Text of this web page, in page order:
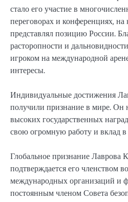
стало его участие в
переговорах и конференциях,
представлял позицию России.
расторопности и
игроком на международной
интересы.
Индивидуальные достижения
получили признание в мире. Он
высоких государственных
свою огромную работу и вклад
Глобальное признание Лаврова
подтверждается его членством
международных организаций и
постоянным членом Совета